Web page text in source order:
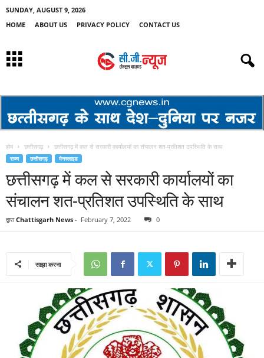
SUNDAY, AUGUST 9, 2026
HOME
ABOUT US PRIVACY POLICY CONTACT US
होम छत्तीसगढ़ छत्तीसगढ़ में कल से सरकारी कार्यालयों का संचालन शत-प्रतिशत उपस्थिति के साथ
राज्य छत्तीसगढ़ मेनस्लाइड
छत्तीसगढ़ में कल से सरकारी कार्यालयों का
संचालन शत-प्रतिशत उपस्थिति के साथ
द्वारा Chattisgarh News - February 7, 2022 0
साझा करना